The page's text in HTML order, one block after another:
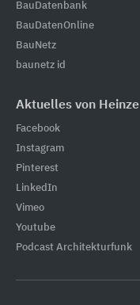
BauDatenbank
BauDatenOnline
BauNetz
baunetz id
Aktuelles von Heinze
Facebook
Instagram
Pinterest
LinkedIn
Vimeo
Youtube
Podcast Architekturfunk